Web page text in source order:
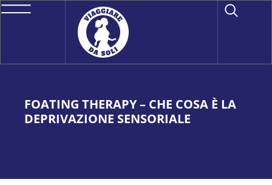
FOATING THERAPY – CHE COSA È LA
DEPRIVAZIONE SENSORIALE